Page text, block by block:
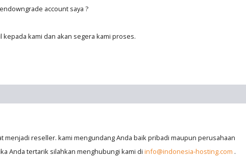
account saya ?
kami dan akan segera kami proses.
menjadi reseller. kami mengundang Anda baik pribadi maupun perusahaan
Anda tertarik silahkan menghubungi kami diinfo@indonesia-hosting.com .